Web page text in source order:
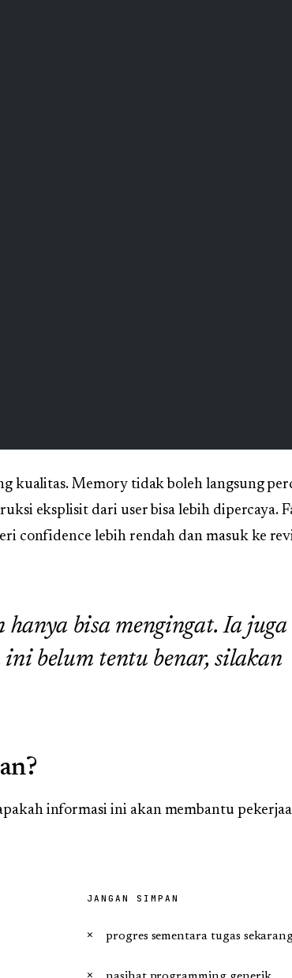
kualitas. Memory tidak boleh langsung
eksplisit dari user bisa lebih dipercaya.
confidence lebih rendah dan masuk ke
bisa mengingat. Ia juga
ini belum tentu benar, silakan
informasi ini akan membantu
JANGAN SIMPAN
progres sementara tugas